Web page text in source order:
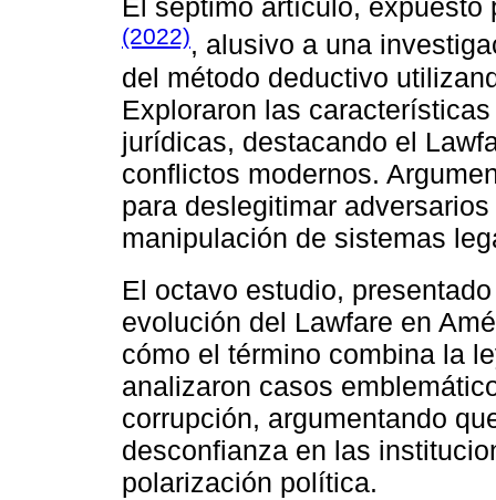
El séptimo artículo, expuesto
(2022), alusivo a una
del método deductivo
Exploraron las
jurídicas, destacando el
conflictos modernos.
para deslegitimar
manipulación de sistemas
El octavo estudio,
evolución del Lawfare en
cómo el término combina la
analizaron casos
corrupción, argumentando
desconfianza en las
polarización política.